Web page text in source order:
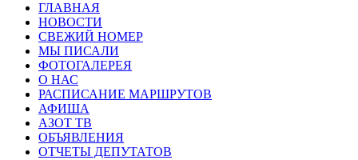
ГЛАВНАЯ
НОВОСТИ
СВЕЖИЙ НОМЕР
МЫ ПИСАЛИ
ФОТОГАЛЕРЕЯ
О НАС
РАСПИСАНИЕ МАРШРУТОВ
АФИША
АЗОТ ТВ
ОБЪЯВЛЕНИЯ
ОТЧЕТЫ ДЕПУТАТОВ